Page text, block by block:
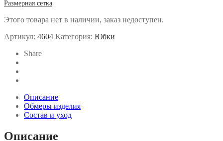
Размерная сетка
Этого товара нет в наличии, заказ недоступен.
Артикул: 4604 Категория: Юбки
Share
Описание
Обмеры изделия
Состав и уход
Описание